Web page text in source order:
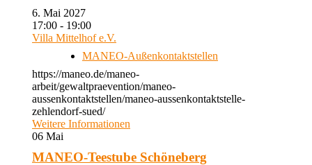
6. Mai 2027
17:00 - 19:00
Villa Mittelhof e.V.
MANEO-Außenkontaktstellen
https://maneo.de/maneo-
arbeit/gewaltpraevention/maneo-
aussenkontaktstellen/maneo-aussenkontaktstelle-
zehlendorf-sued/
Weitere Informationen
06 Mai
MANEO-Teestube Schöneberg